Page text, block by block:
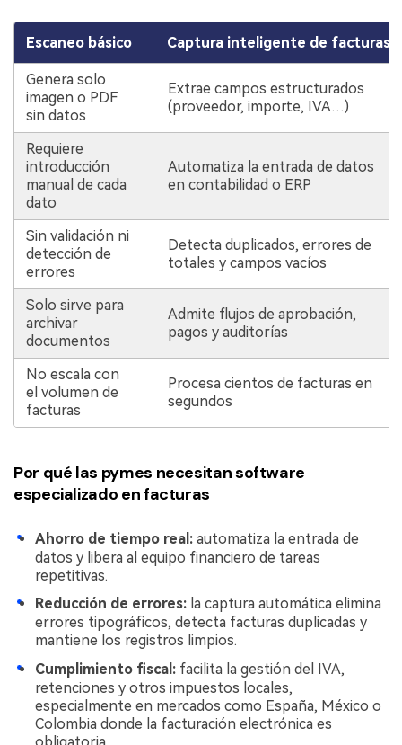
Escaneo básico Captura inteligente de facturas
Genera solo
imagen o PDF
sin datos
Extrae campos estructurados
(proveedor, importe, IVA…)
Requiere
introducción
manual de cada
dato
Automatiza la entrada de datos
en contabilidad o ERP
Sin validación ni
detección de
errores
Detecta duplicados, errores de
totales y campos vacíos
Solo sirve para
archivar
documentos
Admite flujos de aprobación,
pagos y auditorías
No escala con
el volumen de
facturas
Procesa cientos de facturas en
segundos
Por qué las pymes necesitan software
especializado en facturas
Ahorro de tiempo real: automatiza la entrada de
datos y libera al equipo financiero de tareas
repetitivas.
Reducción de errores: la captura automática elimina
errores tipográficos, detecta facturas duplicadas y
mantiene los registros limpios.
Cumplimiento fiscal: facilita la gestión del IVA,
retenciones y otros impuestos locales,
especialmente en mercados como España, México o
Colombia donde la facturación electrónica es